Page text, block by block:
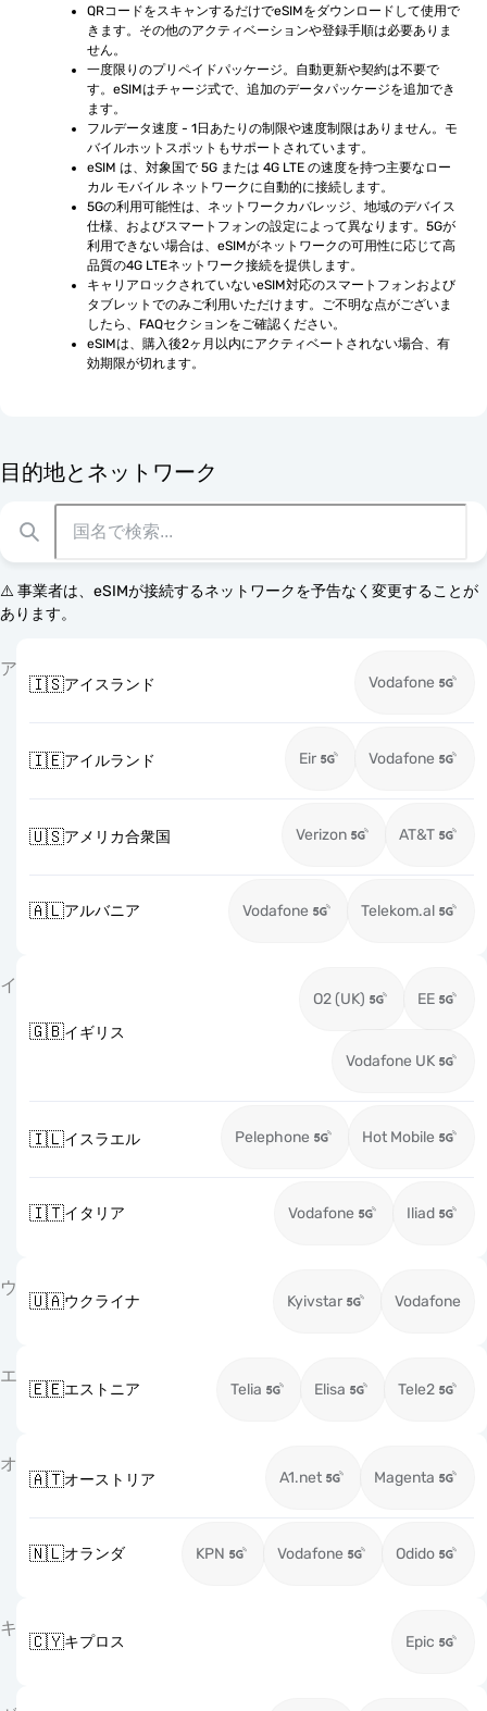
QRコードをスキャンするだけでeSIMをダウンロードして使用で
きます。その他のアクティベーションや登録手順は必要ありま
せん。
一度限りのプリペイドパッケージ。自動更新や契約は不要で
す。eSIMはチャージ式で、追加のデータパッケージを追加でき
ます。
フルデータ速度 - 1日あたりの制限や速度制限はありません。モ
バイルホットスポットもサポートされています。
eSIM は、対象国で 5G または 4G LTE の速度を持つ主要なロー
カル モバイル ネットワークに自動的に接続します。
5Gの利用可能性は、ネットワークカバレッジ、地域のデバイス
仕様、およびスマートフォンの設定によって異なります。5Gが
利用できない場合は、eSIMがネットワークの可用性に応じて高
品質の4G LTEネットワーク接続を提供します。
キャリアロックされていないeSIM対応のスマートフォンおよび
タブレットでのみご利用いただけます。ご不明な点がございま
したら、FAQセクションをご確認ください。
eSIMは、購入後2ヶ月以内にアクティベートされない場合、有
効期限が切れます。
目的地とネットワーク
⚠️ 事業者は、eSIMが接続するネットワークを予告なく変更することが
あります。
ア
🇮🇸アイスランド Vodafone
🇮🇪アイルランド Eir Vodafone
🇺🇸アメリカ合衆国 Verizon AT&T
🇦🇱アルバニア Vodafone Telekom.al
イ
🇬🇧イギリス
O2 (UK) EE
Vodafone UK
🇮🇱イスラエル Pelephone Hot Mobile
🇮🇹イタリア Vodafone Iliad
ウ
🇺🇦ウクライナ Kyivstar Vodafone
エ
🇪🇪エストニア Telia Elisa Tele2
オ
🇦🇹オーストリア A1.net Magenta
🇳🇱オランダ KPN Vodafone Odido
キ
🇨🇾キプロス Epic